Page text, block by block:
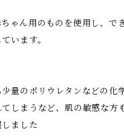
ゃん用のものを使用し、で
います。
量のポリウレタンなどの化
しまうなど、肌の敏感な方
ました